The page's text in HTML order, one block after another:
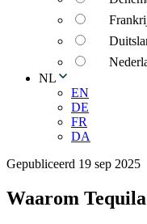
NL
EN
DE
FR
DA
Gepubliceerd 19 sep 2025
Waarom